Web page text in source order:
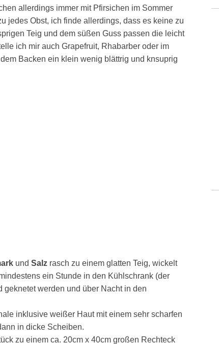
allerdings immer mit Pfirsichen im Sommer
jedes Obst, ich finde allerdings, dass es keine zu
Teig und dem süßen Guss passen die leicht
ich mir auch Grapefruit, Rhabarber oder im
Backen ein klein wenig blättrig und knsuprig
und Salz rasch zu einem glatten Teig, wickelt
ein Stunde in den Kühlschrank (der
geknetet werden und über Nacht in den
inklusive weißer Haut mit einem sehr scharfen
in dicke Scheiben.
zu einem ca. 20cm x 40cm großen Rechteck